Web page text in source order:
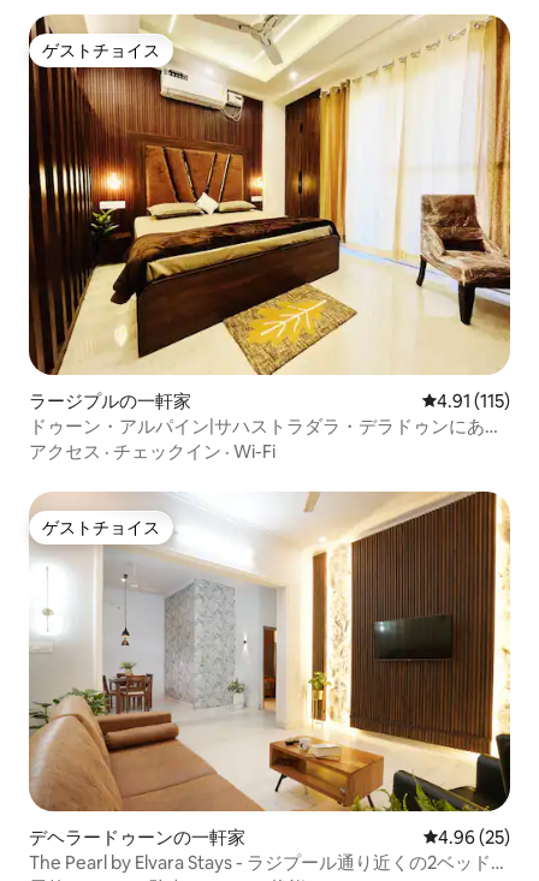
ゲストチョイス
ゲストチョイス
ラージプルの一軒家 レビュー115
4.91 (115)
ドゥーン・アルパイン|サハストラダラ・デラドゥンにある
ワンルーム
アクセス · チェックイン · Wi-Fi
ゲストチョイス
ゲストチョイス
デヘラードゥーンの一軒家 レビュー25
4.96 (25)
The Pearl by Elvara Stays - ラジプール通り近くの2ベッドル